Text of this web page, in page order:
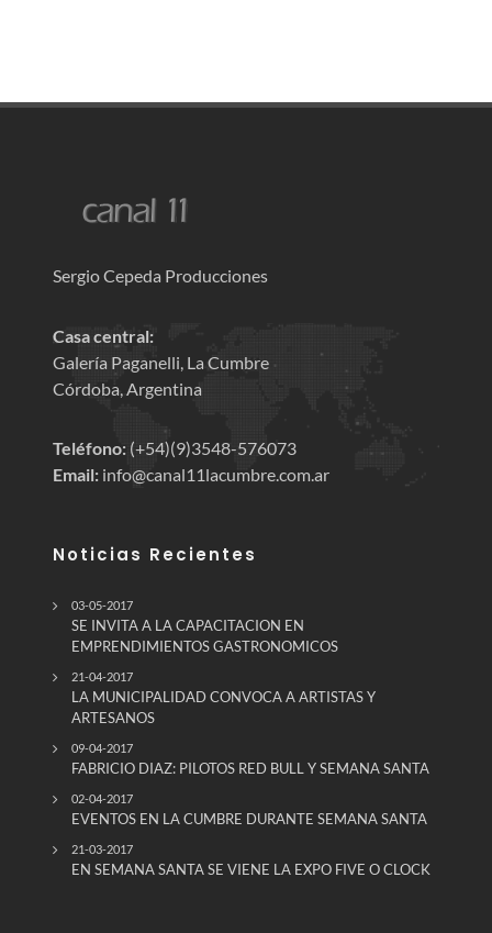
Sergio Cepeda Producciones
Casa central:
Galería Paganelli, La Cumbre
Córdoba, Argentina
Teléfono: (+54)(9)3548-576073
Email: info@canal11lacumbre.com.ar
Noticias Recientes
03-05-2017
SE INVITA A LA CAPACITACION EN
EMPRENDIMIENTOS GASTRONOMICOS
21-04-2017
LA MUNICIPALIDAD CONVOCA A ARTISTAS Y
ARTESANOS
09-04-2017
FABRICIO DIAZ: PILOTOS RED BULL Y SEMANA SANTA
02-04-2017
EVENTOS EN LA CUMBRE DURANTE SEMANA SANTA
21-03-2017
EN SEMANA SANTA SE VIENE LA EXPO FIVE O CLOCK